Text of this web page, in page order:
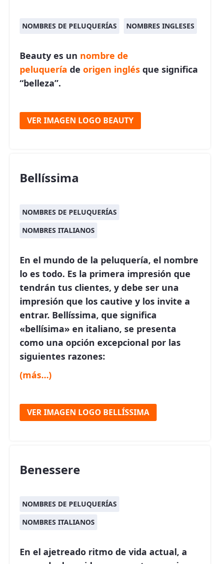
NOMBRES DE PELUQUERÍAS NOMBRES INGLESES
Beauty es un nombre de
peluquería de origen inglés que significa
“belleza”.
VER IMAGEN LOGO BEAUTY
Bellíssima
NOMBRES DE PELUQUERÍAS
NOMBRES ITALIANOS
En el mundo de la peluquería, el nombre
lo es todo. Es la primera impresión que
tendrán tus clientes, y debe ser una
impresión que los cautive y los invite a
entrar. Bellíssima, que significa
«bellísima» en italiano, se presenta
como una opción excepcional por las
siguientes razones:
(más…)
VER IMAGEN LOGO BELLÍSSIMA
Benessere
NOMBRES DE PELUQUERÍAS
NOMBRES ITALIANOS
En el ajetreado ritmo de vida actual, a